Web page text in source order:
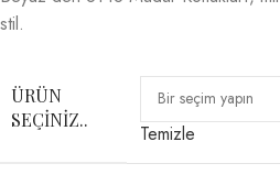
stil.
ÜRÜN
SEÇINIZ..
Temizle